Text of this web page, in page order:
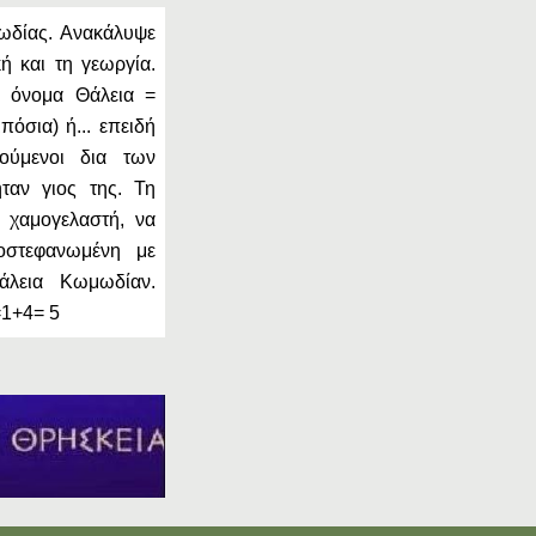
Ανακάλυψε
και τη γεωργία.
όνομα Θάλεια =
ή... επειδή
δια των
γιος της. Τη
να
με
Κωμωδίαν.
5